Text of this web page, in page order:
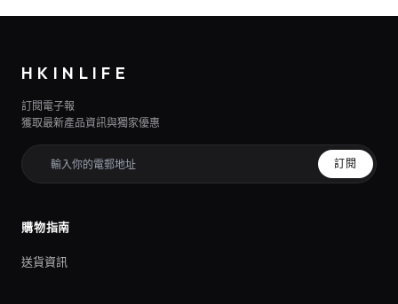
HKINLIFE
訂閱電子報
獲取最新產品資訊與獨家優惠
訂閱
購物指南
送貨資訊